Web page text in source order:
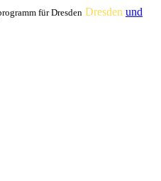
für Dresden Dresden und